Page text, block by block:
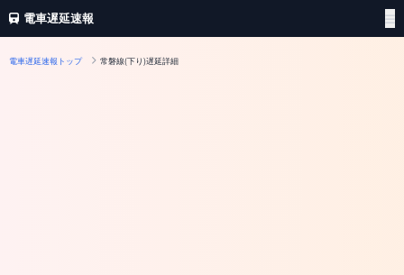
電車遅延速報
電車遅延速報トップ 常磐線(下り)遅延詳細